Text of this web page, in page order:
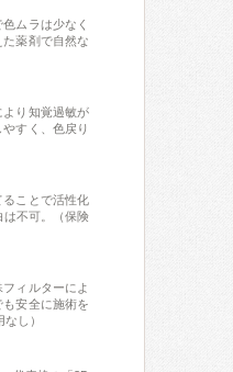
ムラは少なく
薬剤で自然な
より知覚過敏が
すく、色戻り
ることで活性化
は不可。（保険
ィルターによ
安全に施術を
し）